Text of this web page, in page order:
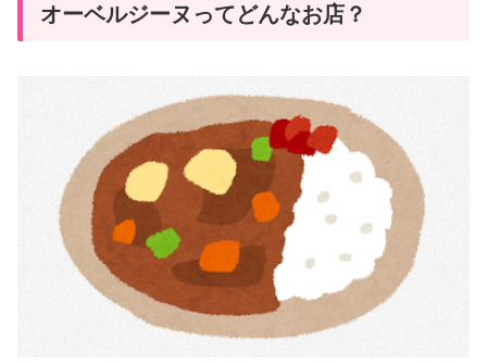
オーベルジーヌってどんなお店？